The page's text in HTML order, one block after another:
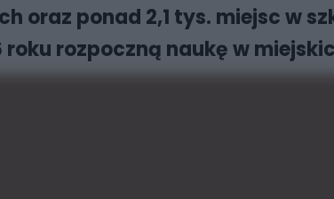
oraz ponad 2,1 tys. miejsc w
roku rozpoczną naukę w